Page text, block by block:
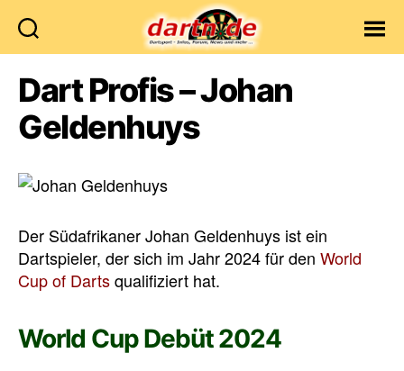
Dart Profis – Johan
Geldenhuys
Der Südafrikaner Johan Geldenhuys ist ein
Dartspieler, der sich im Jahr 2024 für den World
Cup of Dartsqualifiziert hat.
World Cup Debüt 2024